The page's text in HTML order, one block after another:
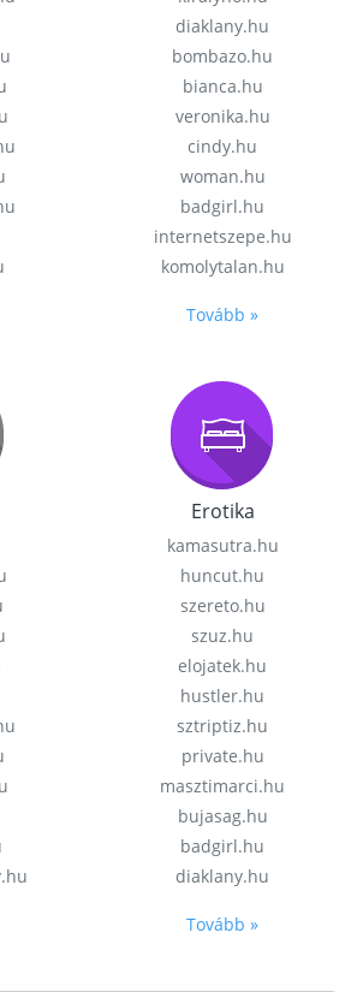
diaklany.hu
bombazo.hu
bianca.hu
veronika.hu
cindy.hu
woman.hu
badgirl.hu
internetszepe.hu
komolytalan.hu
Tovább »
Erotika
kamasutra.hu
huncut.hu
szereto.hu
szuz.hu
elojatek.hu
hustler.hu
sztriptiz.hu
private.hu
masztimarci.hu
bujasag.hu
badgirl.hu
diaklany.hu
Tovább »